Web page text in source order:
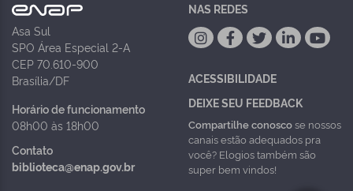
Asa Sul
SPO Área Especial 2-A
CEP 70.610-900
Brasília/DF
Horário de funcionamento
08h00 às 18h00
Contato
biblioteca@enap.gov.br
NAS REDES
ACESSIBILIDADE
DEIXE SEU FEEDBACK
Compartilhe conoscose nossos
canais estão adequados pra
você? Elogios também são
super bem vindos!